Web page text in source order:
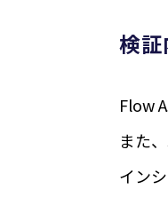
検
Flow
また
イン